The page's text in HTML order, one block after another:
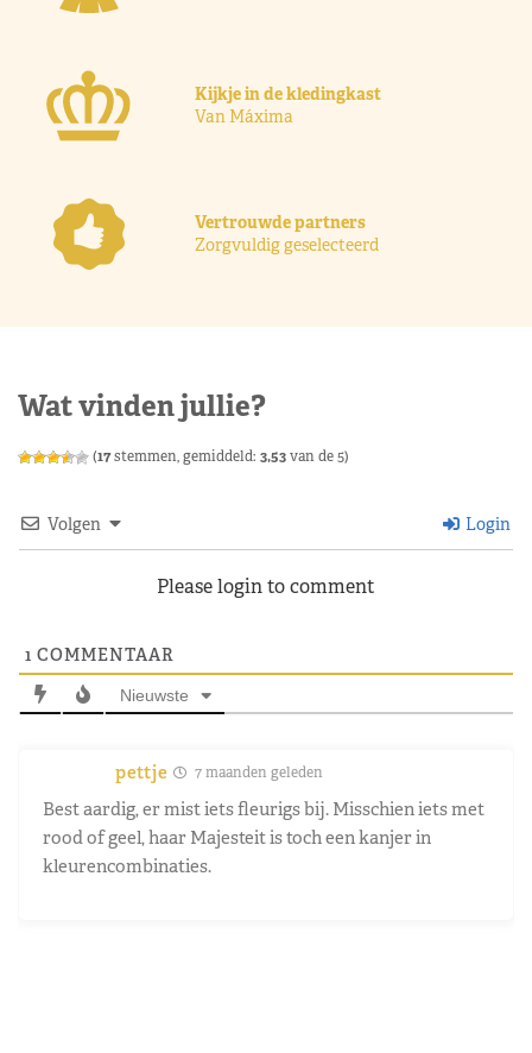
Kijkje in de kledingkast
Van Máxima
Vertrouwde partners
Zorgvuldig geselecteerd
Wat vinden jullie?
(17stemmen, gemiddeld: 3,53van de 5)
Volgen Login
Please login to comment
1 COMMENTAAR
Nieuwste
pettje 7 maanden geleden
Best aardig, er mist iets fleurigs bij. Misschien iets met
rood of geel, haar Majesteit is toch een kanjer in
kleurencombinaties.